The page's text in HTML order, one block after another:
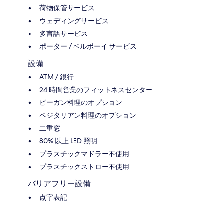
荷物保管サービス
ウェディングサービス
多言語サービス
ポーター / ベルボーイ サービス
設備
ATM / 銀行
24 時間営業のフィットネスセンター
ビーガン料理のオプション
ベジタリアン料理のオプション
二重窓
80% 以上 LED 照明
プラスチックマドラー不使用
プラスチックストロー不使用
バリアフリー設備
点字表記